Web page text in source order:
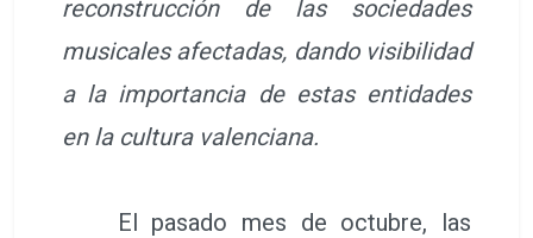
reconstrucción de las sociedades
musicales afectadas, dando visibilidad
a la importancia de estas entidades
en la cultura valenciana.
El pasado mes de octubre, las